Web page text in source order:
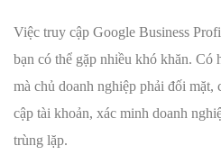
Việc truy cập Google Business
bạn có thể gặp nhiều khó khăn. Có
mà chủ doanh nghiệp phải đối
cập tài khoản, xác minh doanh
trùng lặp.